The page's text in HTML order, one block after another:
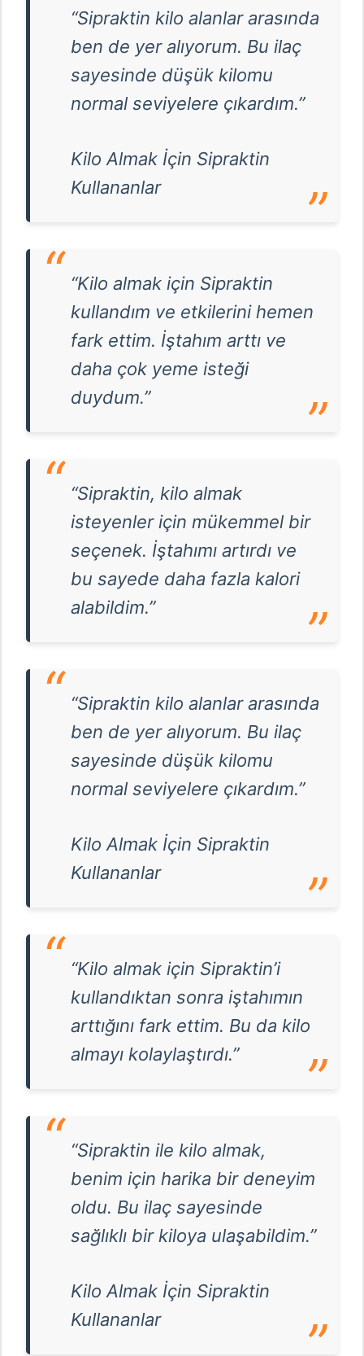
“Sipraktin kilo alanlar arasında
ben de yer alıyorum. Bu ilaç
sayesinde düşük kilomu
normal seviyelere çıkardım.”
Kilo Almak İçin Sipraktin
Kullananlar
“Kilo almak için Sipraktin
kullandım ve etkilerini hemen
fark ettim. İştahım arttı ve
daha çok yeme isteği
duydum.”
“Sipraktin, kilo almak
isteyenler için mükemmel bir
seçenek. İştahımı artırdı ve
bu sayede daha fazla kalori
alabildim.”
“Sipraktin kilo alanlar arasında
ben de yer alıyorum. Bu ilaç
sayesinde düşük kilomu
normal seviyelere çıkardım.”
Kilo Almak İçin Sipraktin
Kullananlar
“Kilo almak için Sipraktin’i
kullandıktan sonra iştahımın
arttığını fark ettim. Bu da kilo
almayı kolaylaştırdı.”
“Sipraktin ile kilo almak,
benim için harika bir deneyim
oldu. Bu ilaç sayesinde
sağlıklı bir kiloya ulaşabildim.”
Kilo Almak İçin Sipraktin
Kullananlar